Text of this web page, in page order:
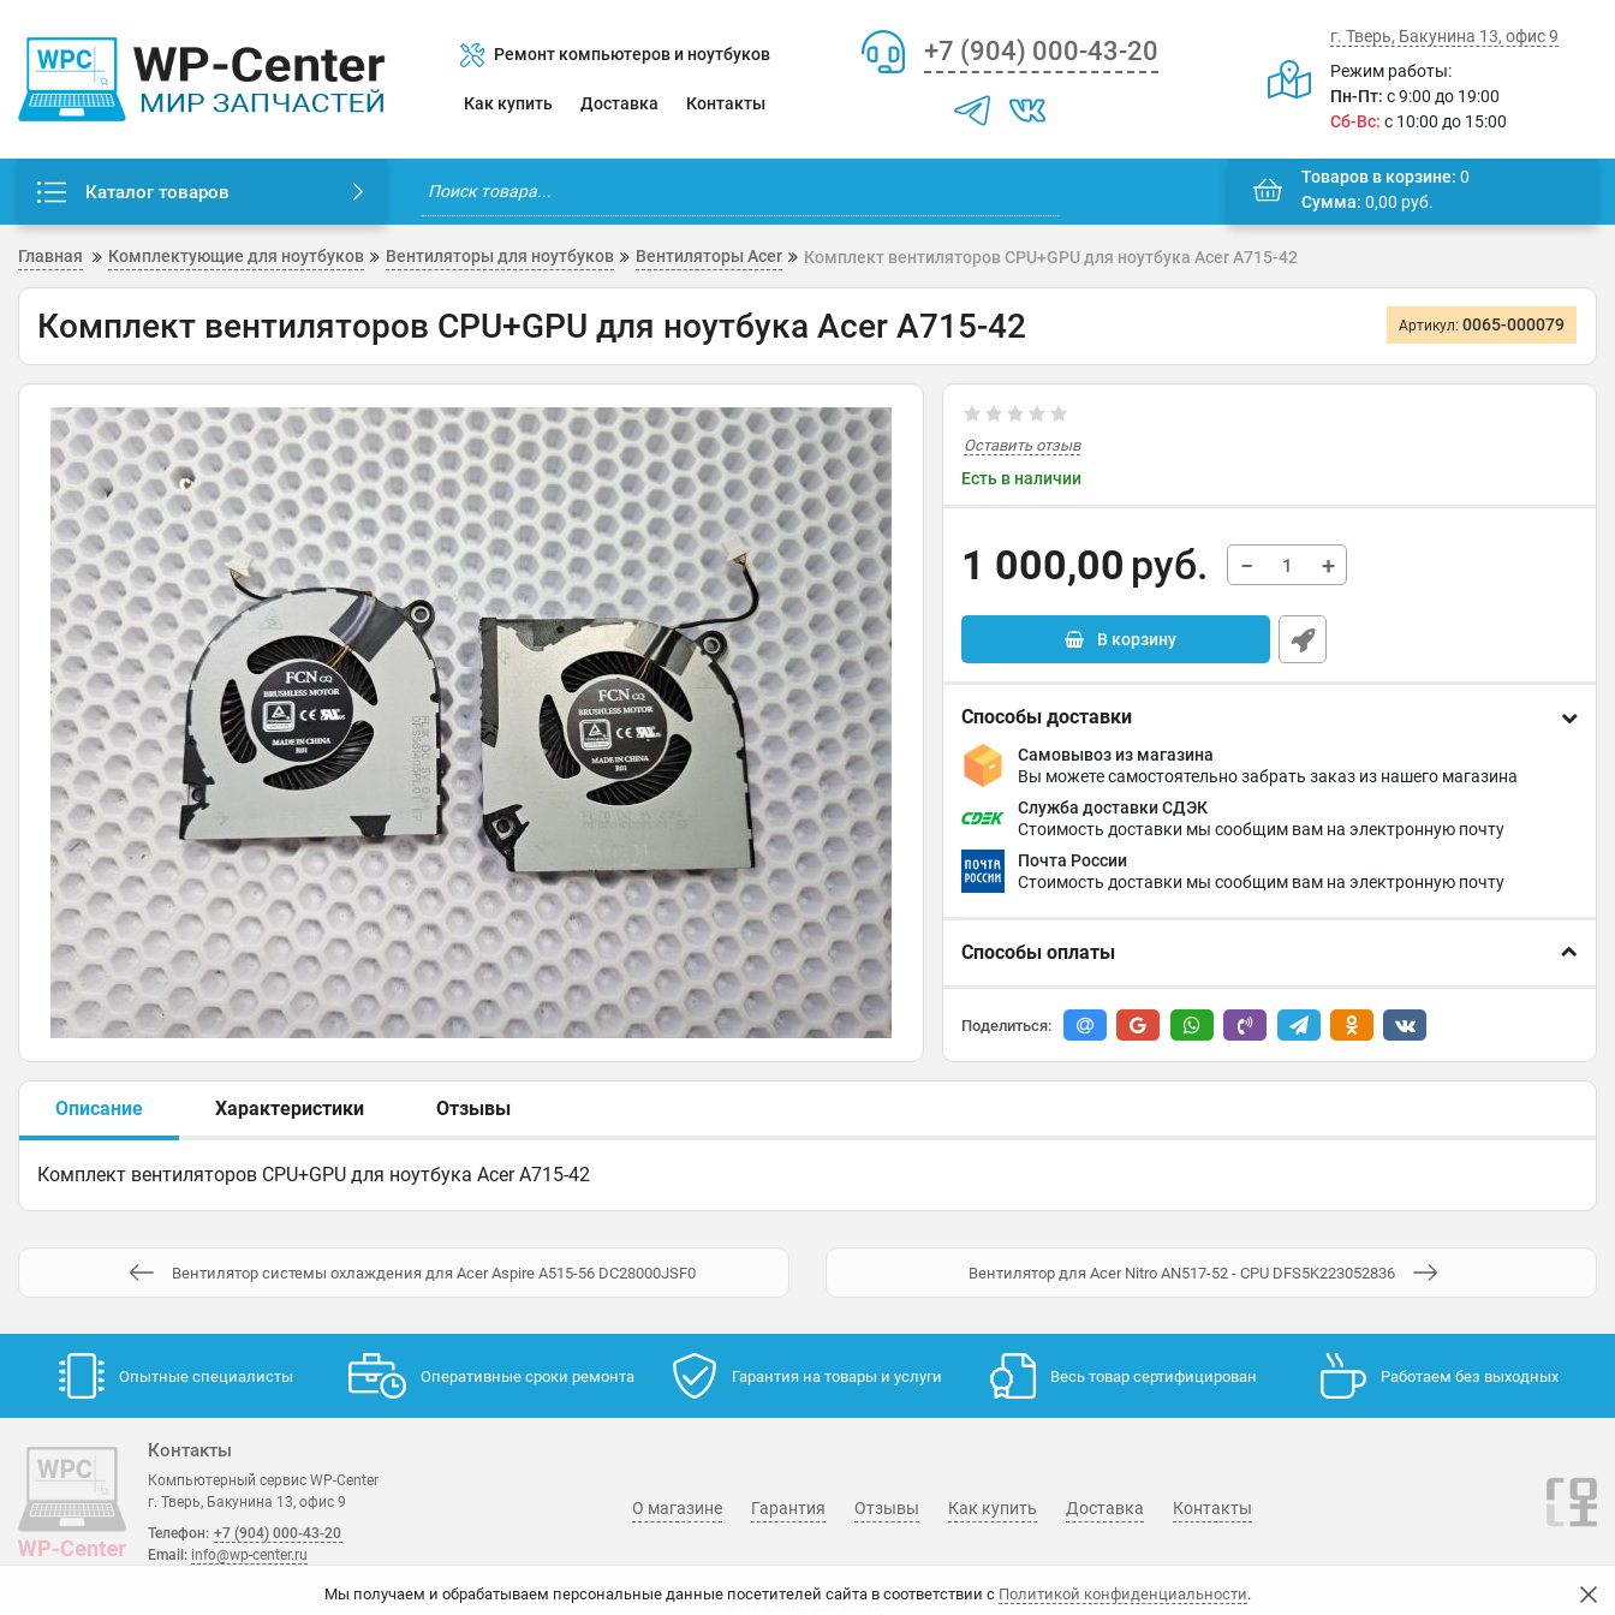
Ремонт компьютеров и ноутбуков
Как купить Доставка Контакты
+7 (904) 000-43-20
г. Тверь, Бакунина 13, офис 9
Режим работы:
Пн-Пт: с 9:00 до 19:00
Сб-Вс: с 10:00 до 15:00
Каталог товаров
Товаров в корзине: 0
Сумма: 0,00 руб.
Главная Комплектующие для ноутбуков Вентиляторы для ноутбуков Вентиляторы Acer Комплект вентиляторов CPU+GPU для ноутбука Acer A715-42
Комплект вентиляторов CPU+GPU для ноутбука Acer A715-42 Артикул: 0065-000079
Оставить отзыв
Есть в наличии
1 000,00 руб. − +
В корзину
Способы доставки
Самовывоз из магазина
Вы можете самостоятельно забрать заказ из нашего магазина
Служба доставки СДЭК
Стоимость доставки мы сообщим вам на электронную почту
Почта России
Стоимость доставки мы сообщим вам на электронную почту
Способы оплаты
Поделиться:
Описание Характеристики Отзывы
Комплект вентиляторов CPU+GPU для ноутбука Acer A715-42
Вентилятор системы охлаждения для Acer Aspire A515-56 DC28000JSF0 Вентилятор для Acer Nitro AN517-52 - CPU DFS5K223052836
Мы получаем и обрабатываем персональные данные посетителей сайта в соответствии с Политикой конфиденциальности.
Опытные специалисты Оперативные сроки ремонта Гарантия на товары и услуги Весь товар сертифицирован Работаем без выходных
Контакты
Компьютерный сервис WP-Center
г. Тверь, Бакунина 13, офис 9
Телефон: +7 (904) 000-43-20
Email: info@wp-center.ru
О магазине Гарантия Отзывы Как купить Доставка Контакты